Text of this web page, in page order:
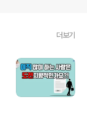
더보기